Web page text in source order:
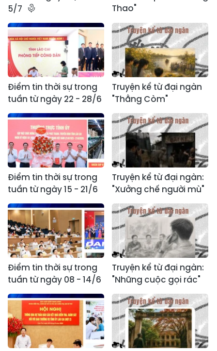
5/7
Thao"
Điểm tin thời sự trong
tuần từ ngày 22 - 28/6
Truyện kể từ đại ngàn
"Thằng Còm"
Điểm tin thời sự trong
tuần từ ngày 15 - 21/6
Truyện kể từ đại ngàn:
"Xưởng chế người mù"
Điểm tin thời sự trong
tuần từ ngày 08 - 14/6
Truyện kể từ đại ngàn:
"Những cuộc gọi rác"